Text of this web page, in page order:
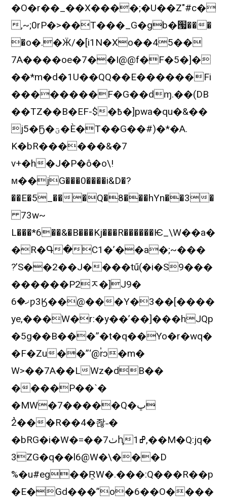
�O�r��_��X����;�U��Z"#c�
,~;0rP�>��T���_G�gb�՗���
�o�.�Ӝ/�[i1N�Xo��45��
7A����oe�7��I@@f�F�5�]�
��*m�d�1U��QQ��E������Fi
��������F�G��dɱ.��(DB
��TZ��B�EF-$�߿�]pwa�qu�&��
j5�Ҕ�ؾ�È�T��G��#)�*�A.
K�bR������&�7
v+�h�J�P�ô�o\!
м��jG���0����i&D�?
��E�5_���Q�8���hYn��3�
73w~
L���*6��&�B���Kj���R������Ѥ_\W��a�
�R�Գ�C1�’��a�;~���
?’S��2��J����tű(�i�S9���
������P2ﾸ�]J9�
ޚ�6ƿ3Ӄ��@���Y�3��[����
ye,���W�r:�y��’��]���hJQp
�5g��B���”�t�q��Yo�r�wq�
�F�Zu��”‘@r̓ɔ�m�
W>��7A��LWz�dB��
����P��`�
�MW�7�����Q�ڀ
2�̉��R��4�좒˗�
�bRG�i�W�=��ٺ7ԧ1ߝ,��M�Q:jq�
3ZG�q��l6@W�\���D
%�u#eg��ṞW�.���:Q���R��p
�E�Gd���”o�6��O����